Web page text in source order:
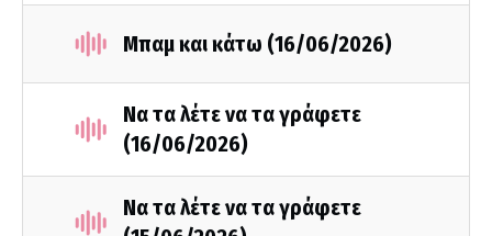
Μπαμ και κάτω (16/06/2026)
Να τα λέτε να τα γράφετε
(16/06/2026)
Να τα λέτε να τα γράφετε